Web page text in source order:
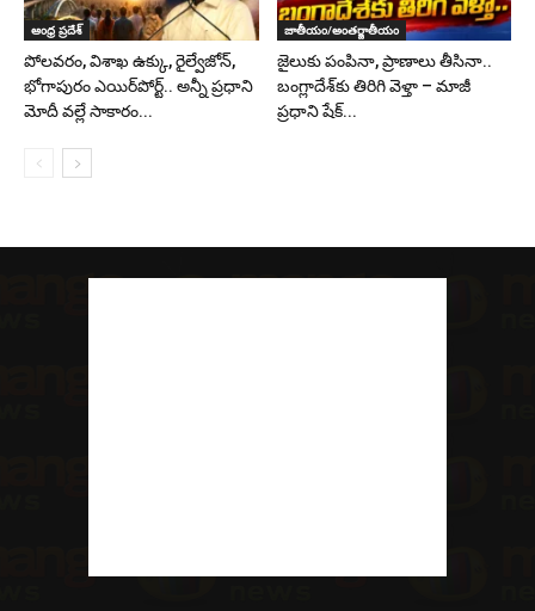
ఆంధ్ర ప్రదేశ్
పోలవరం, విశాఖ ఉక్కు, రైల్వేజోన్‌,
భోగాపురం ఎయిర్‌పోర్ట్.. అన్నీ ప్రధాని
మోదీ వల్లే సాకారం...
జాతీయం/అంతర్జాతీయం
జైలుకు పంపినా, ప్రాణాలు తీసినా..
బంగ్లాదేశ్‌కు తిరిగి వెళ్తా – మాజీ
ప్రధాని షేక్...